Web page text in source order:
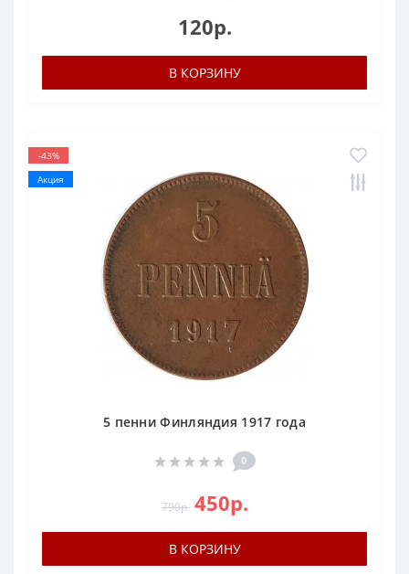
120р.
В КОРЗИНУ
-43%
Акция
5 пенни Финляндия 1917 года
0
790р. 450р.
В КОРЗИНУ